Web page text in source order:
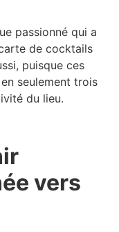
passionné qui a
de cocktails
puisque ces
seulement trois
du lieu.
vers